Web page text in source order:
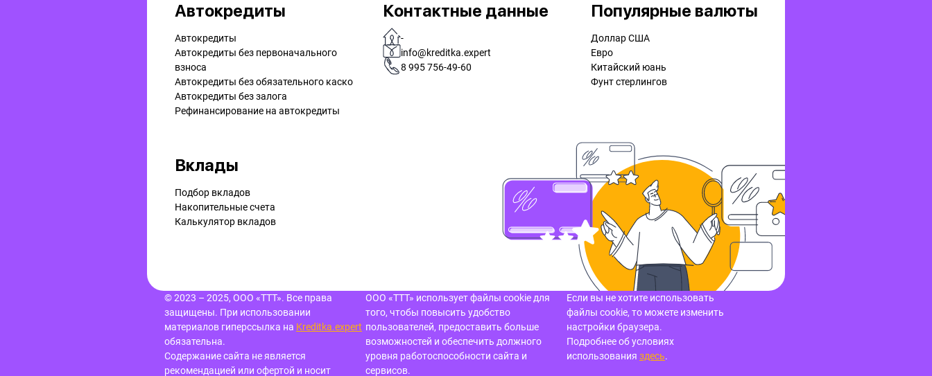
Автокредиты
Автокредиты
Автокредиты без первоначального
взноса
Автокредиты без обязательного каско
Автокредиты без залога
Рефинансирование на aвтокредиты
Контактные данные
-
info@kreditka.expert
8 995 756-49-60
Популярные валюты
Доллар США
Евро
Китайский юань
Фунт стерлингов
Вклады
Подбор вкладов
Накопительные счета
Калькулятор вкладов
© 2023 – 2025, ООО «ТТТ». Все права
защищены. При использовании
материалов гиперссылка на Kreditka.expert
обязательна.
Содержание сайта не является
рекомендацией или офертой и носит
ООО «ТТТ» использует файлы cookie для
того, чтобы повысить удобство
пользователей, предоставить больше
возможностей и обеспечить должного
уровня работоспособности сайта и
сервисов.
Если вы не хотите использовать
файлы cookie, то можете изменить
настройки браузера.
Подробнее об условиях
использования здесь.